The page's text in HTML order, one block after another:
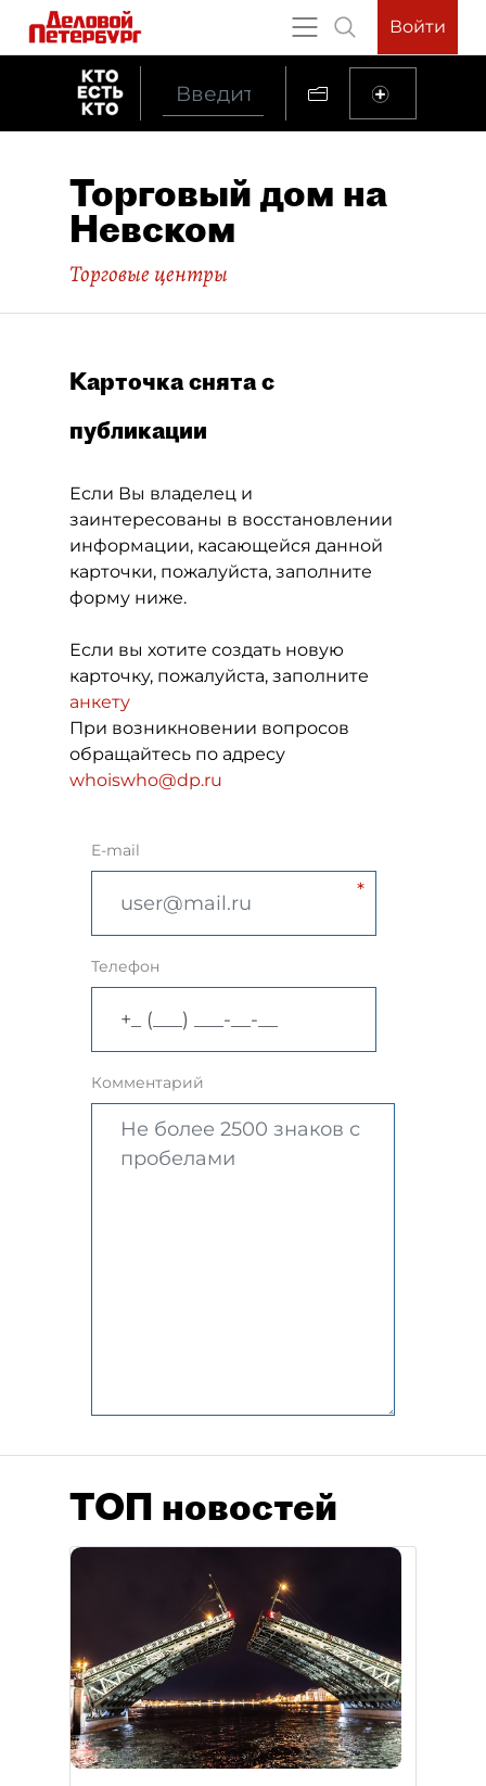
Войти
Торговый дом на
Невском
Торговые центры
Карточка снята с
публикации
Если Вы владелец и
заинтересованы в восстановлении
информации, касающейся данной
карточки, пожалуйста, заполните
форму ниже.
Если вы хотите создать новую
карточку, пожалуйста, заполните
анкету
При возникновении вопросов
обращайтесь по адресу
whoiswho@dp.ru
E-mail
Телефон
Комментарий
ТОП новостей